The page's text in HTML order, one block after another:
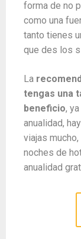
forma de no
como una
tanto tienes
que des los
La
tengas una
beneficio,
anualidad,
viajas
noches de
anualidad